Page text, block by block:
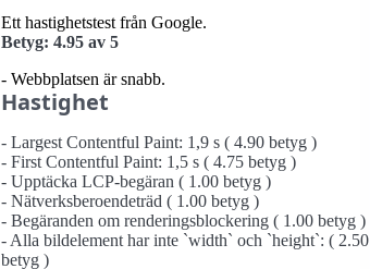
Ett hastighetstest från Google.
Betyg: 4.95 av 5
- Webbplatsen är snabb.
Hastighet
- Largest Contentful Paint: 1,9 s ( 4.90 betyg )
- First Contentful Paint: 1,5 s ( 4.75 betyg )
- Upptäcka LCP-begäran ( 1.00 betyg )
- Nätverksberoendeträd ( 1.00 betyg )
- Begäranden om renderingsblockering ( 1.00 betyg )
- Alla bildelement har inte `width` och `height`: ( 2.50
betyg )